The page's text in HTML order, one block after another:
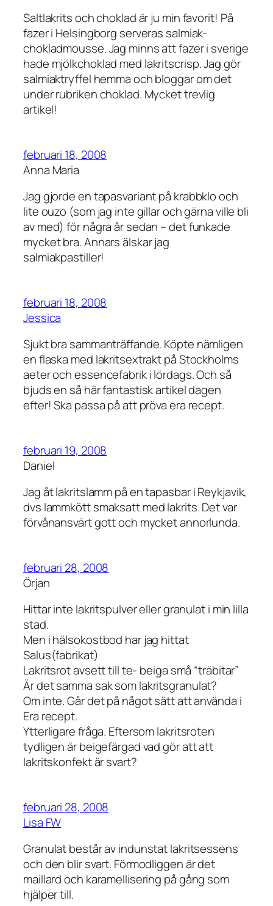
Saltlakrits och choklad är ju min favorit! På
fazer i Helsingborg serveras salmiak-
chokladmousse. Jag minns att fazer i sverige
hade mjölkchoklad med lakritscrisp. Jag gör
salmiaktryffel hemma och bloggar om det
under rubriken choklad. Mycket trevlig
artikel!
februari 18, 2008
Anna Maria
Jag gjorde en tapasvariant på krabbklo och
lite ouzo (som jag inte gillar och gärna ville bli
av med) för några år sedan – det funkade
mycket bra. Annars älskar jag
salmiakpastiller!
februari 18, 2008
Jessica
Sjukt bra sammanträffande. Köpte nämligen
en flaska med lakritsextrakt på Stockholms
aeter och essencefabrik i lördags. Och så
bjuds en så här fantastisk artikel dagen
efter! Ska passa på att pröva era recept.
februari 19, 2008
Daniel
Jag åt lakritslamm på en tapasbar i Reykjavik,
dvs lammkött smaksatt med lakrits. Det var
förvånansvärt gott och mycket annorlunda.
februari 28, 2008
Örjan
Hittar inte lakritspulver eller granulat i min lilla
stad.
Men i hälsokostbod har jag hittat
Salus(fabrikat)
Lakritsrot avsett till te- beiga små “träbitar”
Är det samma sak som lakritsgranulat?
Om inte. Går det på något sätt att använda i
Era recept.
Ytterligare fråga. Eftersom lakritsroten
tydligen är beigefärgad vad gör att att
lakritskonfekt är svart?
februari 28, 2008
Lisa FW
Granulat består av indunstat lakritsessens
och den blir svart. Förmodliggen är det
maillard och karamellisering på gång som
hjälper till.